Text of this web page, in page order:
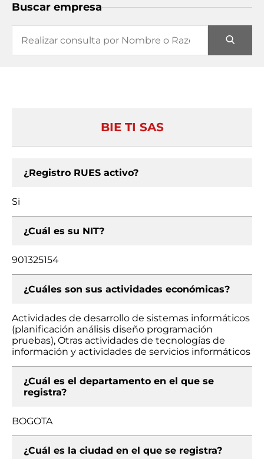
Buscar empresa
BIE TI SAS
¿Registro RUES activo?
Si
¿Cuál es su NIT?
901325154
¿Cuáles son sus actividades económicas?
Actividades de desarrollo de sistemas informáticos
(planificación análisis diseño programación
pruebas), Otras actividades de tecnologías de
información y actividades de servicios informáticos
¿Cuál es el departamento en el que se
registra?
BOGOTA
¿Cuál es la ciudad en el que se registra?